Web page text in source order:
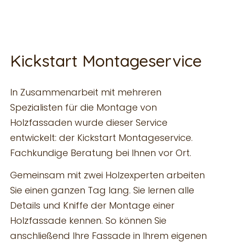
Kickstart Montageservice
In Zusammenarbeit mit mehreren
Spezialisten für die Montage von
Holzfassaden wurde dieser Service
entwickelt: der Kickstart Montageservice.
Fachkundige Beratung bei Ihnen vor Ort.
Gemeinsam mit zwei Holzexperten arbeiten
Sie einen ganzen Tag lang. Sie lernen alle
Details und Kniffe der Montage einer
Holzfassade kennen. So können Sie
anschließend Ihre Fassade in Ihrem eigenen